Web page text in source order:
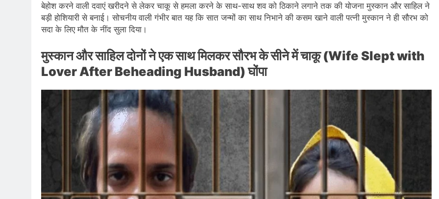
बेहोश करने वाली दवाएं खरीदने से लेकर चाकू से हमला करने के साथ-साथ शव को ठिकाने लगाने तक की योजना मुस्कान और साहिल ने
बड़ी होशियारी से बनाई। सोचनीय वाली गंभीर बात यह कि सात जन्मों का साथ निभाने की कसम खाने वाली पत्नी मुस्कान ने ही सौरभ को
सदा के लिए मौत के नींद सुला दिया।
मुस्कान और साहिल दोनों ने एक साथ मिलकर सौरभ के सीने में चाकू (Wife Slept with
Lover After Beheading Husband) घोंपा